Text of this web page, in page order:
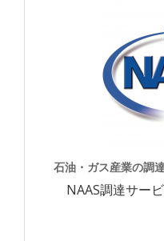
石油・ガス産業の調
NAAS調達サー